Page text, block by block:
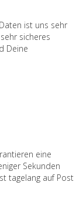
ist uns sehr
sicheres
Deine
eine
Sekunden
tagelang auf Post